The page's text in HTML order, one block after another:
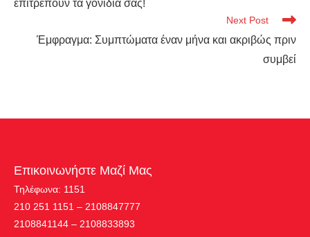
επιτρέπουν τα γονίδιά σας!
Next Post
Έμφραγμα: Συμπτώματα έναν μήνα και ακριβώς πριν
συμβεί
Επικοινωνήστε Μαζί Μας
Τηλέφωνα: 1151
210 251 1151 – 2108847777
2108841144 – 2108833893